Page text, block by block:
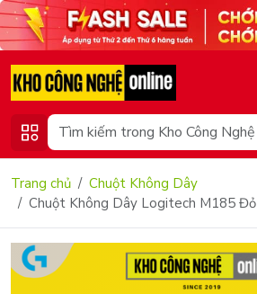
Trang chủ
Chuột Không Dây
Chuột Không Dây Logitech M185 Đỏ